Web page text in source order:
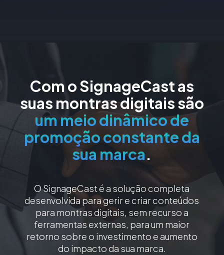
Com o SignageCast as
suas montras digitais são
um meio dinâmico de
promoção constante da
sua marca.
O SignageCast é a solução completa
desenvolvida para gerir e criar conteúdos
para montras digitais, sem recurso a
ferramentas externas, para um maior
retorno sobre o investimento e aumento
do impacto da sua marca.